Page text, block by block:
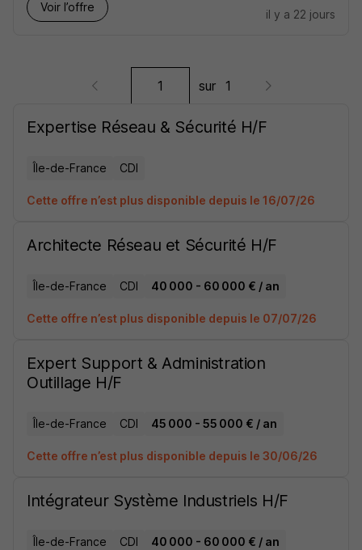
Voir l’offre
il y a 22 jours
sur 1
Expertise Réseau & Sécurité H/F
Île-de-France CDI
Cette offre n’est plus disponible depuis le 16/07/26
Architecte Réseau et Sécurité H/F
Île-de-France CDI 40 000 - 60 000 € / an
Cette offre n’est plus disponible depuis le 07/07/26
Expert Support & Administration
Outillage H/F
Île-de-France CDI 45 000 - 55 000 € / an
Cette offre n’est plus disponible depuis le 30/06/26
Intégrateur Système Industriels H/F
Île-de-France CDI 40 000 - 60 000 € / an